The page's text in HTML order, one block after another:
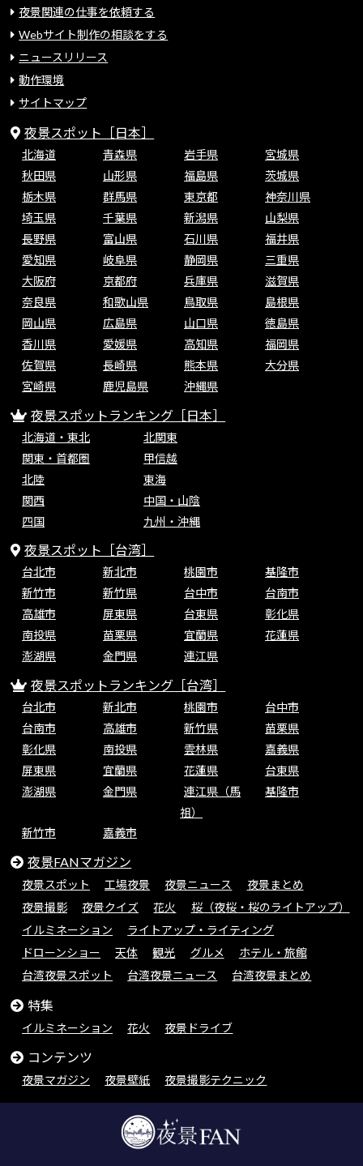
夜景関連の仕事を依頼する
Webサイト制作の相談をする
ニュースリリース
動作環境
サイトマップ
夜景スポット［日本］
北海道 青森県 岩手県
宮城県
秋田県
山形県 福島県
茨城県
栃木県
群馬県 東京都
神奈川県
埼玉県
千葉県 新潟県
山梨県
長野県
富山県 石川県
福井県
愛知県
岐阜県 静岡県
三重県
大阪府
京都府 兵庫県
滋賀県
奈良県
和歌山県 鳥取県
島根県
岡山県
広島県 山口県
徳島県
香川県
愛媛県 高知県
福岡県
佐賀県
長崎県 熊本県
大分県
宮崎県
鹿児島県 沖縄県
夜景スポットランキング［日本］
北海道・東北
北関東
関東・首都圏
甲信越
北陸
東海
関西
中国・山陰
四国
九州・沖縄
夜景スポット［台湾］
台北市 新北市 桃園市
基隆市
新竹市
新竹県 台中市
台南市
高雄市
屏東県 台東県
彰化県
南投県
苗栗県 宜蘭県
花蓮県
澎湖県
金門県 連江県
夜景スポットランキング［台湾］
台北市 新北市 桃園市
台中市
台南市
高雄市 新竹県
苗栗県
彰化県
南投県 雲林県
嘉義県
屏東県
宜蘭県 花蓮県
台東県
澎湖県
金門県
連江県（馬
祖）
基隆市
新竹市 嘉義市
夜景FANマガジン
夜景スポット 工場夜景 夜景ニュース
夜景まとめ
夜景撮影
夜景クイズ 花火
桜（夜桜・桜のライトアップ）
イルミネーション
ライトアップ・ライティング
ドローンショー
天体 観光 グルメ
ホテル・旅館
台湾夜景スポット
台湾夜景ニュース 台湾夜景まとめ
特集
イルミネーション 花火 夜景ドライブ
コンテンツ
夜景マガジン 夜景壁紙 夜景撮影テクニック